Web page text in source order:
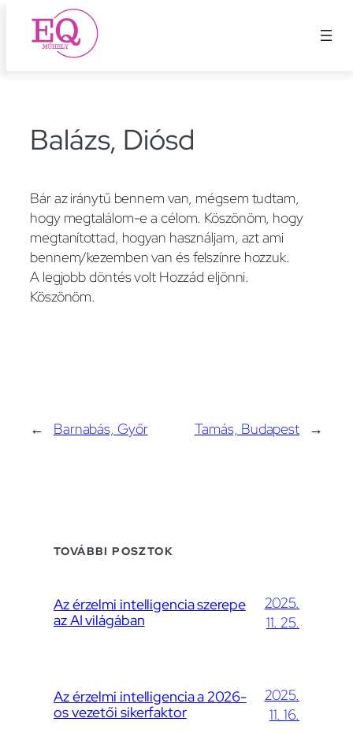
Ugrás
Balázs, Diósd
Bár az iránytű bennem van, mégsem tudtam,
hogy megtalálom-e a célom. Köszönöm, hogy
megtanítottad, hogyan használjam, azt ami
bennem/kezemben van és felszínre hozzuk.
A legjobb döntés volt Hozzád eljönni.
Köszönöm.
← Barnabás, Győr Tamás, Budapest →
TOVÁBBI POSZTOK
Az érzelmi intelligencia szerepe
az AI világában
2025.
11. 25.
Az érzelmi intelligencia a 2026-
os vezetői sikerfaktor
2025.
11. 16.